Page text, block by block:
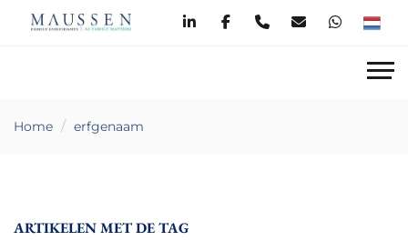
Home erfgenaam
ARTIKELEN MET DE TAG